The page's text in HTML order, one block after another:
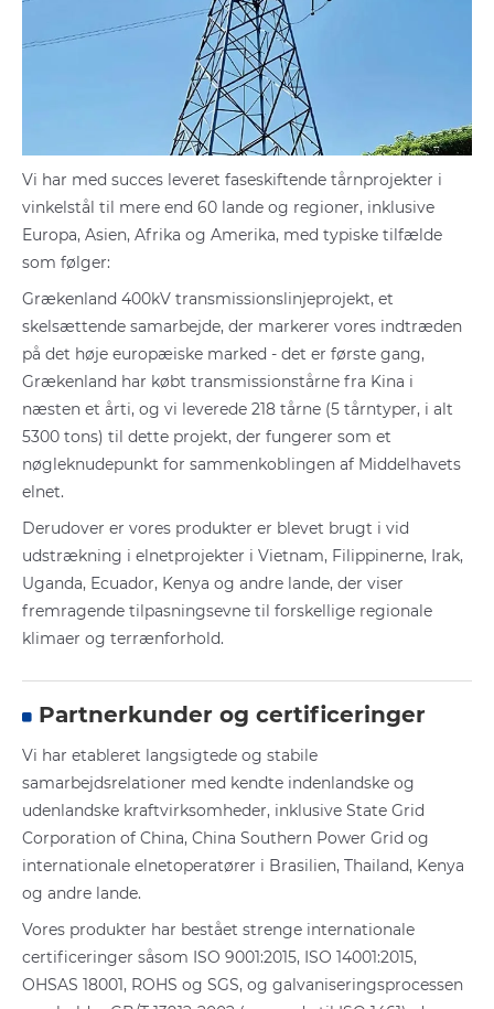
Vi har med succes leveret faseskiftende tårnprojekter i
vinkelstål til mere end 60 lande og regioner, inklusive
Europa, Asien, Afrika og Amerika, med typiske tilfælde
som følger:
Grækenland 400kV transmissionslinjeprojekt, et
skelsættende samarbejde, der markerer vores indtræden
på det høje europæiske marked - det er første gang,
Grækenland har købt transmissionstårne fra Kina i
næsten et årti, og vi leverede 218 tårne (5 tårntyper, i alt
5300 tons) til dette projekt, der fungerer som et
nøgleknudepunkt for sammenkoblingen af Middelhavets
elnet.
Derudover er vores produkter er blevet brugt i vid
udstrækning i elnetprojekter i Vietnam, Filippinerne, Irak,
Uganda, Ecuador, Kenya og andre lande, der viser
fremragende tilpasningsevne til forskellige regionale
klimaer og terrænforhold.
Partnerkunder og certificeringer
Vi har etableret langsigtede og stabile
samarbejdsrelationer med kendte indenlandske og
udenlandske kraftvirksomheder, inklusive State Grid
Corporation of China, China Southern Power Grid og
internationale elnetoperatører i Brasilien, Thailand, Kenya
og andre lande.
Vores produkter har bestået strenge internationale
certificeringer såsom ISO 9001:2015, ISO 14001:2015,
OHSAS 18001, ROHS og SGS, og galvaniseringsprocessen